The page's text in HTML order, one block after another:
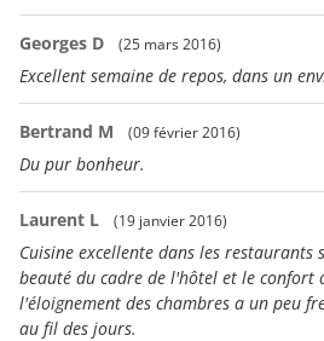
Georges D (25 mars 2016)
Excellent semaine de repos, dans un
Bertrand M (09 février 2016)
Du pur bonheur.
Laurent L (19 janvier 2016)
Cuisine excellente dans les restaurants
beauté du cadre de l'hôtel et le confort
l'éloignement des chambres a un peu
au fil des jours.